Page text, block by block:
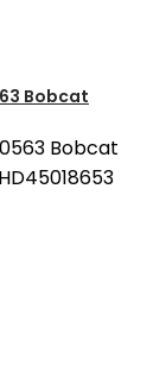
Bobcat
Bobcat